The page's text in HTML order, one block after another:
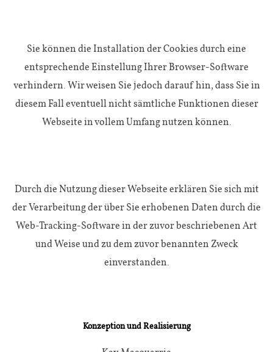
Sie können die Installation der Cookies durch eine
entsprechende Einstellung Ihrer Browser-Software
verhindern. Wir weisen Sie jedoch darauf hin, dass Sie in
diesem Fall eventuell nicht sämtliche Funktionen dieser
Webseite in vollem Umfang nutzen können.
Durch die Nutzung dieser Webseite erklären Sie sich mit
der Verarbeitung der über Sie erhobenen Daten durch die
Web-Tracking-Software in der zuvor beschriebenen Art
und Weise und zu dem zuvor benannten Zweck
einverstanden.
Konzeption und Realisierung